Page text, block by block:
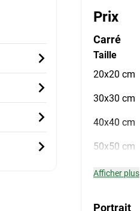
Prix
Carré
Taille
20x20 cm
30x30 cm
40x40 cm
50x50 cm
Afficher plus
Portrait